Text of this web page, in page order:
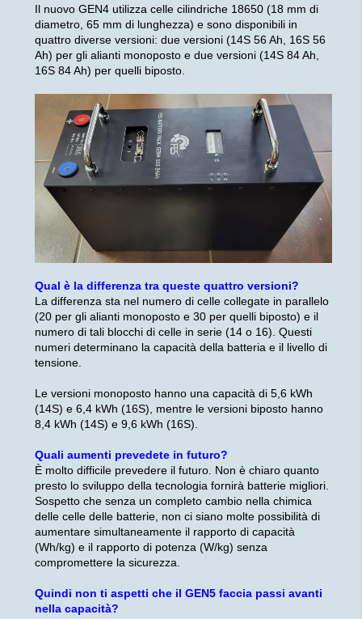
Il nuovo GEN4 utilizza celle cilindriche 18650 (18 mm di
diametro, 65 mm di lunghezza) e sono disponibili in
quattro diverse versioni: due versioni (14S 56 Ah, 16S 56
Ah) per gli alianti monoposto e due versioni (14S 84 Ah,
16S 84 Ah) per quelli biposto.
Qual è la differenza tra queste quattro versioni?
La differenza sta nel numero di celle collegate in parallelo
(20 per gli alianti monoposto e 30 per quelli biposto) e il
numero di tali blocchi di celle in serie (14 o 16). Questi
numeri determinano la capacità della batteria e il livello di
tensione.
Le versioni monoposto hanno una capacità di 5,6 kWh
(14S) e 6,4 kWh (16S), mentre le versioni biposto hanno
8,4 kWh (14S) e 9,6 kWh (16S).
Quali aumenti prevedete in futuro?
È molto difficile prevedere il futuro. Non è chiaro quanto
presto lo sviluppo della tecnologia fornirà batterie migliori.
Sospetto che senza un completo cambio nella chimica
delle celle delle batterie, non ci siano molte possibilità di
aumentare simultaneamente il rapporto di capacità
(Wh/kg) e il rapporto di potenza (W/kg) senza
compromettere la sicurezza.
Quindi non ti aspetti che il GEN5 faccia passi avanti
nella capacità?